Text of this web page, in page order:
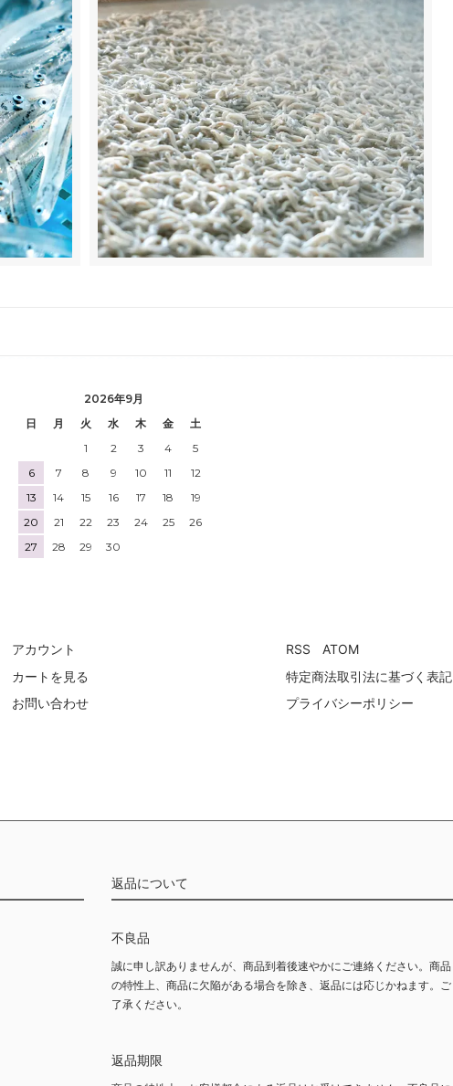
2026年9月
日
月 火 水 木 金
土
1
2 3 4
5
6
7 8 9 10 11
12
13
14 15 16 17 18
19
20
21 22 23 24 25
26
27
28 29 30
アカウント
カートを見る
お問い合わせ
RSS
ATOM
特定商法取引法に基づく表記
プライバシーポリシー
返品について
不良品
誠に申し訳ありませんが、商品到着後速やかにご連絡ください。商品
の特性上、商品に欠陥がある場合を除き、返品には応じかねます。ご
了承ください。
返品期限